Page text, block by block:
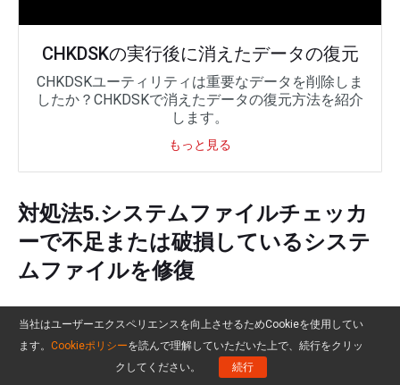
CHKDSKの実行後に消えたデータの復元
CHKDSKユーティリティは重要なデータを削除しま
したか？CHKDSKで消えたデータの復元方法を紹介
します。
もっと見る
対処法5.システムファイルチェッカ
ーで不足または破損しているシステ
ムファイルを修復
システムファイルチェッカーツールはWindows の
ユーティリティの 1つで、これにより Windows シ
ステムファイルの破損をスキャンして、破損して
当社はユーザーエクスペリエンスを向上させるためCookieを使用してい
ます。 Cookieポリシーを読んで理解していただいた上で、続行をクリッ
クしてください。
続行